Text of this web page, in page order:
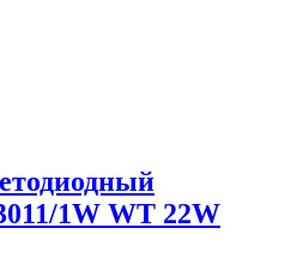
1W WT 22W